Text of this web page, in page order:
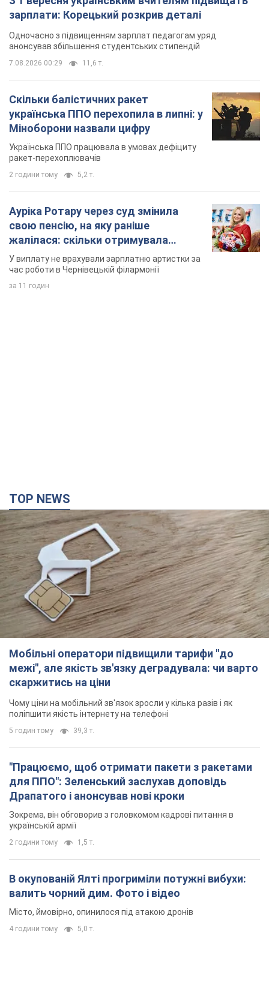
Міноборони назвали цифру
ракет-перехоплювачів
Ауріка Ротару через суд змінила
свою пенсію, на яку раніше
жалілася: скільки отримувала
співачка
час роботи в Чернівецькій філармонії
Мобільні оператори підвищили тарифи "до
межі", але якість зв'язку деградувала: чи варто
скаржитись на ціни
Чому ціни на мобільний зв'язок зросли у кілька разів і як
поліпшити якість інтернету на телефоні
5 годин тому 39,3 т.
"Працюємо, щоб отримати пакети з ракетами
для ППО": Зеленський заслухав доповідь
Драпатого і анонсував нові кроки
українській армії
В окупованій Ялті прогриміли потужні вибухи:
валить чорний дим. Фото і відео
Місто, ймовірно, опинилося під атакою дронів
4 години тому